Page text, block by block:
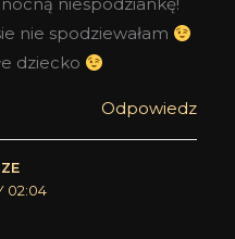
nie spodziewałam
dziecko
Odpowiedz
02:04